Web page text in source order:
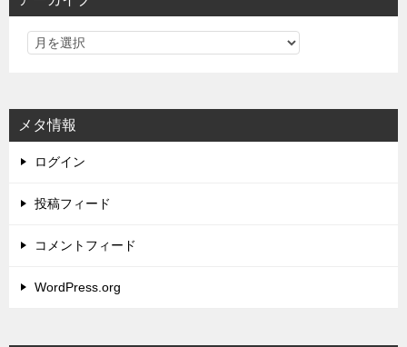
メタ情報
ログイン
投稿フィード
コメントフィード
WordPress.org